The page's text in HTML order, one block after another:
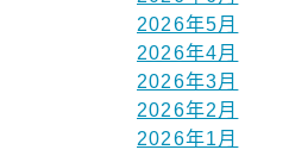
2026年5月
2026年4月
2026年3月
2026年2月
2026年1月